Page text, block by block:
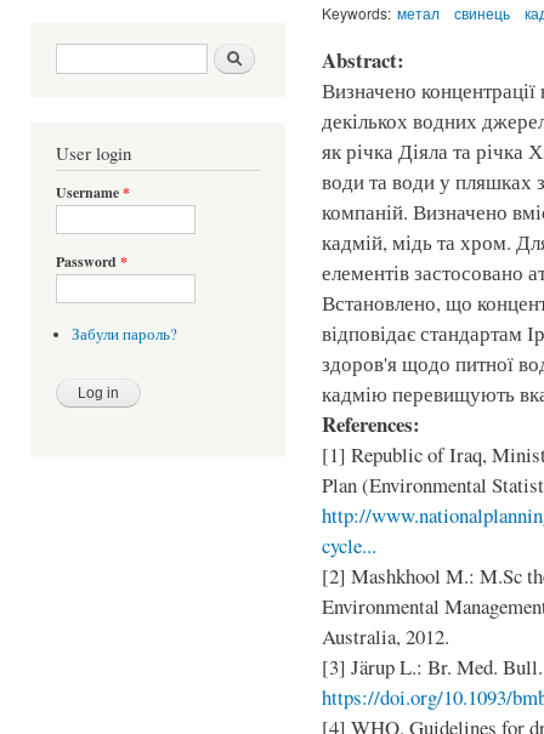
Search form Шукати
User login
Username*
Password *
Забули пароль?
Keywords: метал свинець
Abstract:
Визначено
декількох водних
як річка Діяла та річка
води та води у пляшках
компаній. Визначено
кадмій, мідь та хром.
елементів застосовано
Встановлено, що
відповідає стандартам
здоров'я щодо питної
кадмію перевищують
References:
[1] Republic of Iraq,
Plan (Environmental
http://
cycle...
[2] Mashkhool M.: M.Sc
Environmental
Australia, 2012.
[3] Järup L.: Br. Med.
https://doi.org/10.1093/
[4] WHO. Guidelines for